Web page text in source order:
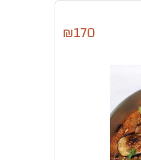
₪170